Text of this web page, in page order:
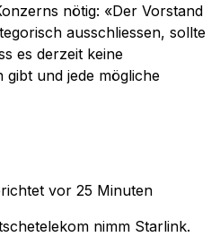
nötig: «Der Vorstand
ausschliessen, sollte
es derzeit keine
gibt und jede mögliche
vor 25 Minuten
nimm Starlink.